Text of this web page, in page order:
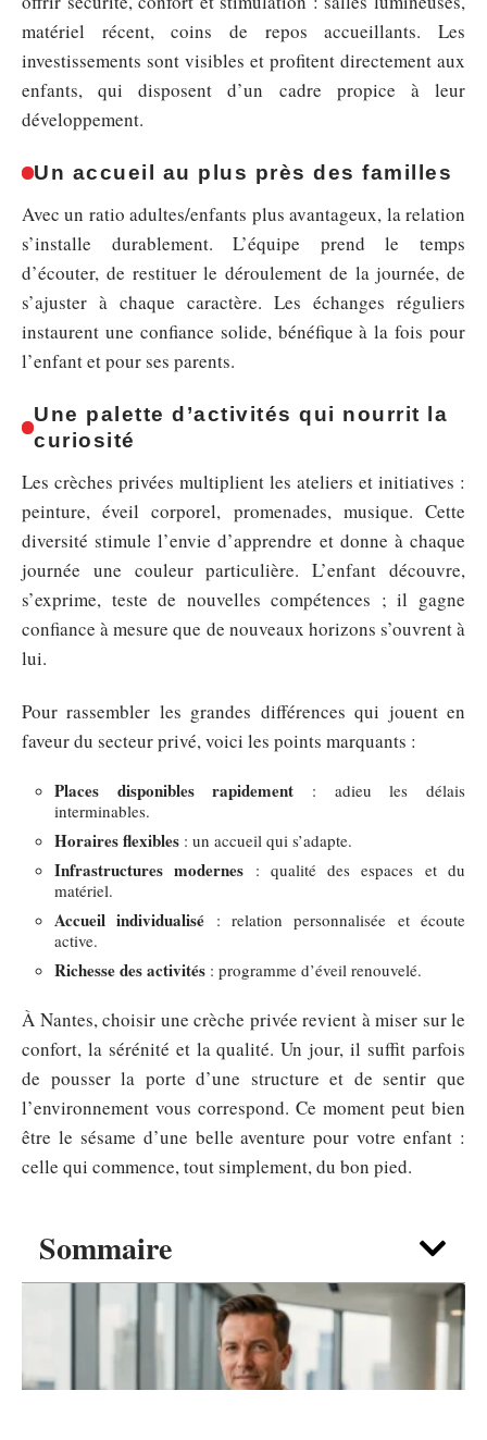
Sommaire
matériel récent, coins de repos accueillants. Les
investissements sont visibles et profitent directement aux
enfants, qui disposent d’un cadre propice à leur
développement.
Un accueil au plus près des familles
Avec un ratio adultes/enfants plus avantageux, la relation
s’installe durablement. L’équipe prend le temps
d’écouter, de restituer le déroulement de la journée, de
s’ajuster à chaque caractère. Les échanges réguliers
instaurent une confiance solide, bénéfique à la fois pour
l’enfant et pour ses parents.
Une palette d’activités qui nourrit la
curiosité
Les crèches privées multiplient les ateliers et initiatives :
peinture, éveil corporel, promenades, musique. Cette
diversité stimule l’envie d’apprendre et donne à chaque
journée une couleur particulière. L’enfant découvre,
s’exprime, teste de nouvelles compétences ; il gagne
confiance à mesure que de nouveaux horizons s’ouvrent à
lui.
Pour rassembler les grandes différences qui jouent en
faveur du secteur privé, voici les points marquants :
Places disponibles rapidement : adieu les délais
interminables.
Horaires flexibles : un accueil qui s’adapte.
Infrastructures modernes : qualité des espaces et du
matériel.
Accueil individualisé : relation personnalisée et écoute
active.
Richesse des activités : programme d’éveil renouvelé.
À Nantes, choisir une crèche privée revient à miser sur le
confort, la sérénité et la qualité. Un jour, il suffit parfois
de pousser la porte d’une structure et de sentir que
l’environnement vous correspond. Ce moment peut bien
être le sésame d’une belle aventure pour votre enfant :
celle qui commence, tout simplement, du bon pied.